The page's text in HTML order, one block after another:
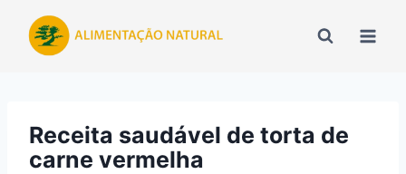
para
Receita saudável de torta de
carne vermelha